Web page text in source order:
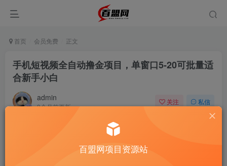
首页 会员免费 正文
手机短视频全自动撸金项目，单窗口5-20可批量适
合新手小白
admin
9个月前更新
关注 私信
百盟网项目资源站